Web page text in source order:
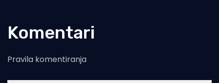
Komentari
Pravila komentiranja